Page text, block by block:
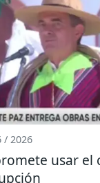
/ 2026
usar el